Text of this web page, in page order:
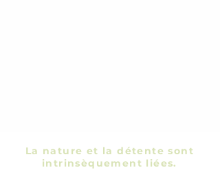
La nature et la détente sont
intrinsèquement liées.